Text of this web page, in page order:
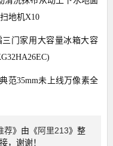
地机X10
门家用大容量冰箱大容
35mm未上线万像素全
荐》由《阿里213》整
，谢谢！